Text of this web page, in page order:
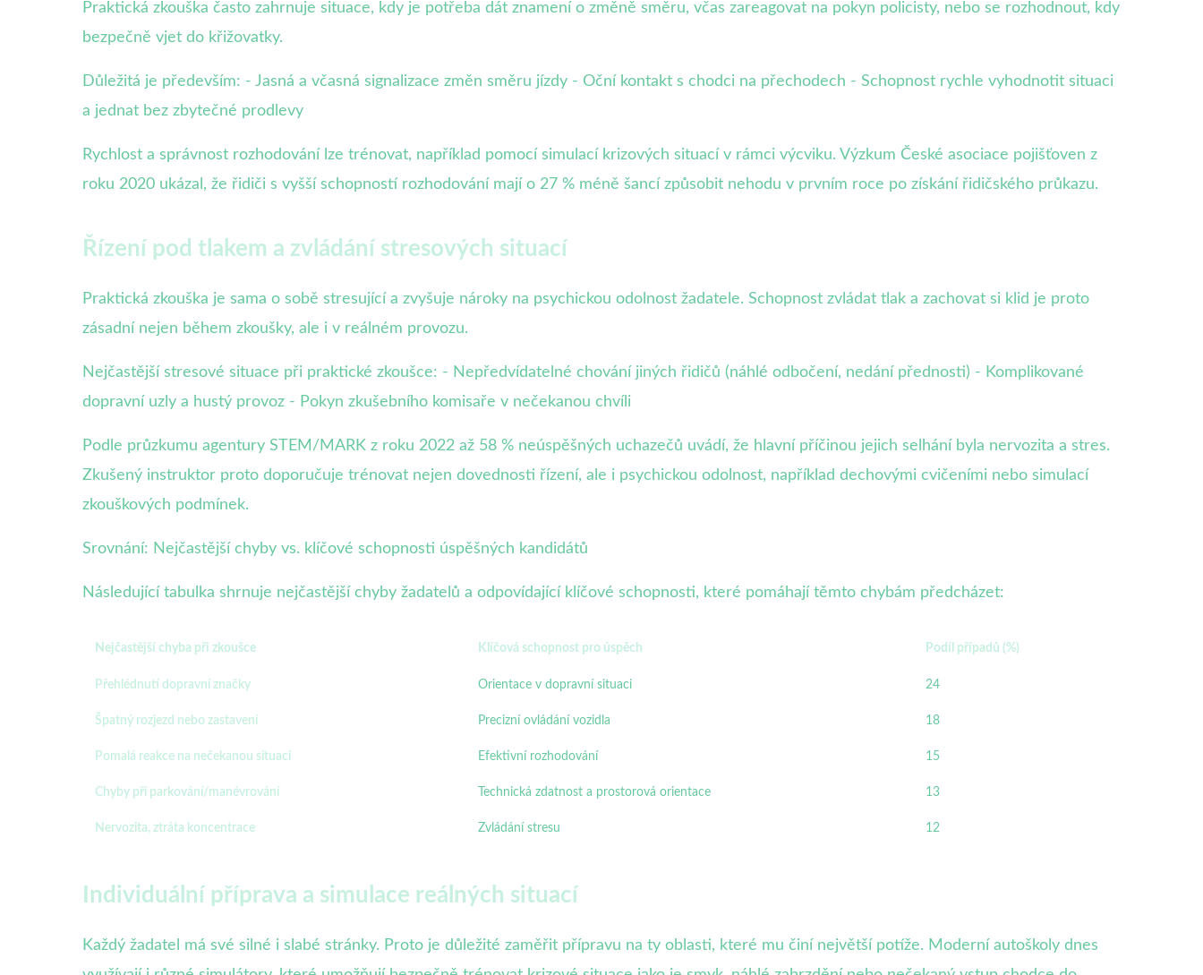
Praktická zkouška často zahrnuje situace, kdy je potřeba dát znamení o změně směru, včas zareagovat na pokyn policisty, nebo se rozhodnout, kdy
bezpečně vjet do křižovatky.
Důležitá je především: - Jasná a včasná signalizace změn směru jízdy - Oční kontakt s chodci na přechodech - Schopnost rychle vyhodnotit situaci
a jednat bez zbytečné prodlevy
Rychlost a správnost rozhodování lze trénovat, například pomocí simulací krizových situací v rámci výcviku. Výzkum České asociace pojišťoven z
roku 2020 ukázal, že řidiči s vyšší schopností rozhodování mají o 27 % méně šancí způsobit nehodu v prvním roce po získání řidičského průkazu.
Řízení pod tlakem a zvládání stresových situací
Praktická zkouška je sama o sobě stresující a zvyšuje nároky na psychickou odolnost žadatele. Schopnost zvládat tlak a zachovat si klid je proto
zásadní nejen během zkoušky, ale i v reálném provozu.
Nejčastější stresové situace při praktické zkoušce: - Nepředvídatelné chování jiných řidičů (náhlé odbočení, nedání přednosti) - Komplikované
dopravní uzly a hustý provoz - Pokyn zkušebního komisaře v nečekanou chvíli
Podle průzkumu agentury STEM/MARK z roku 2022 až 58 % neúspěšných uchazečů uvádí, že hlavní příčinou jejich selhání byla nervozita a stres.
Zkušený instruktor proto doporučuje trénovat nejen dovednosti řízení, ale i psychickou odolnost, například dechovými cvičeními nebo simulací
zkouškových podmínek.
Srovnání: Nejčastější chyby vs. klíčové schopnosti úspěšných kandidátů
Následující tabulka shrnuje nejčastější chyby žadatelů a odpovídající klíčové schopnosti, které pomáhají těmto chybám předcházet:
Nejčastější chyba při zkoušce Klíčová schopnost pro úspěch Podíl případů (%)
Přehlédnutí dopravní značky Orientace v dopravní situaci 24
Špatný rozjezd nebo zastavení Precizní ovládání vozidla 18
Pomalá reakce na nečekanou situaci Efektivní rozhodování 15
Chyby při parkování/manévrování Technická zdatnost a prostorová orientace 13
Nervozita, ztráta koncentrace Zvládání stresu 12
Individuální příprava a simulace reálných situací
Každý žadatel má své silné i slabé stránky. Proto je důležité zaměřit přípravu na ty oblasti, které mu činí největší potíže. Moderní autoškoly dnes